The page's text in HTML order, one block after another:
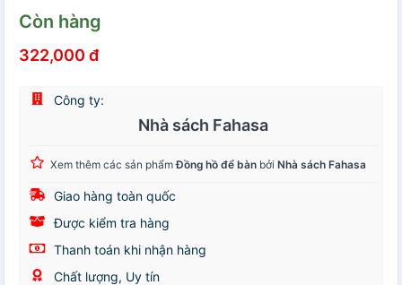
Còn hàng
322,000 đ
Công ty:
Nhà sách Fahasa
Xem thêm các sản phẩmĐồng hồ để bàn bởi Nhà sách Fahasa
Giao hàng toàn quốc
Được kiểm tra hàng
Thanh toán khi nhận hàng
Chất lượng, Uy tín